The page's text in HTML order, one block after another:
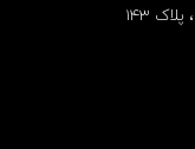
۱۴۳